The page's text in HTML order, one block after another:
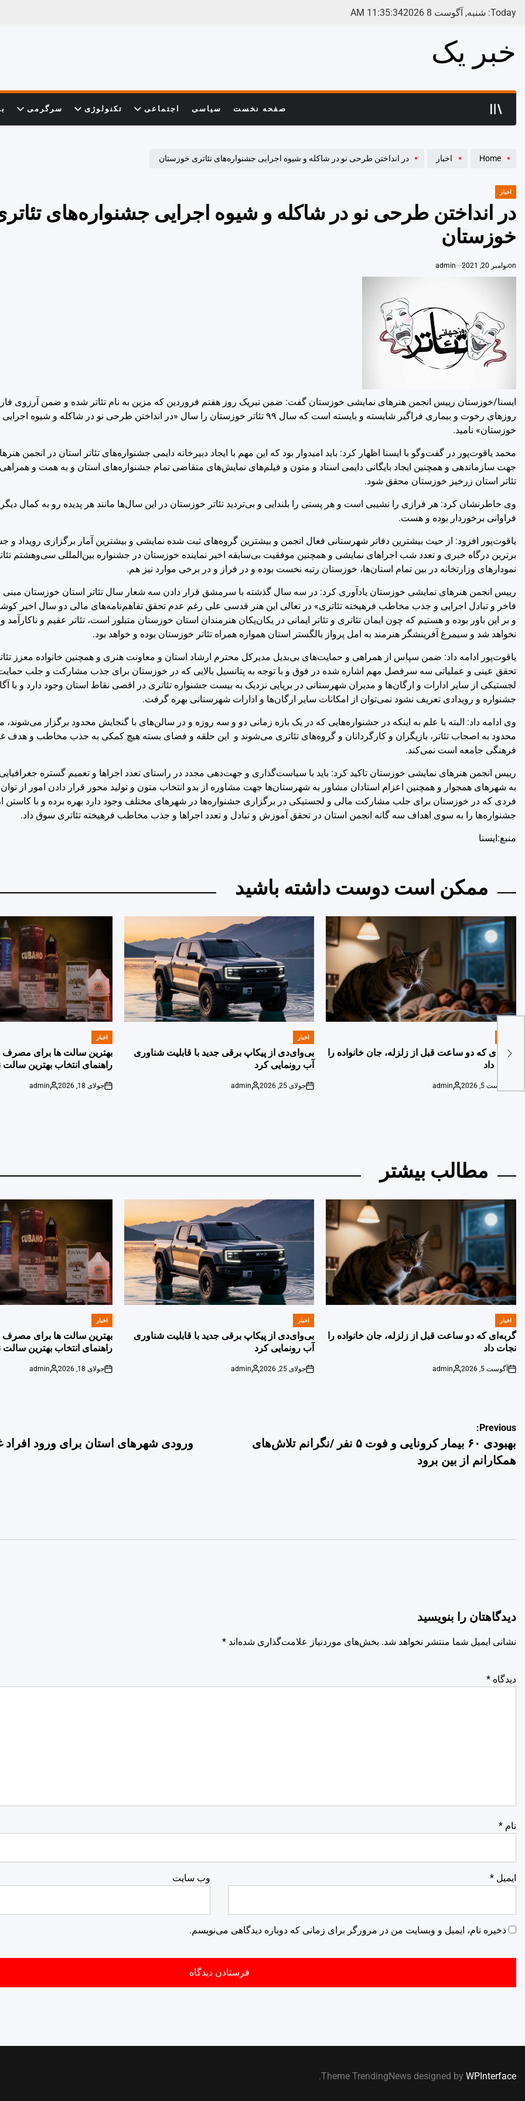
Today: شنبه, آگوست 8 2026 11 :35:35
AM
خبر یک
صفحه نخست سیاسی اجتماعی تکنولوژی سرگرمی
Home اخبار در انداختن طرحی نو در شاکله و شیوه اجرایی جشنواره‌های تئاتری خوزستان
POSTED
اخبار
در انداختن طرحی نو در شاکله و شیوه اجرایی جشنواره‌های
خوزستان
onنوامبر 20, 2021 admin
ایسنا/خوزستان رییس انجمن هنرهای نمایشی خوزستان گفت: ضمن تبریک روز هفتم فروردین که مزین به نام تئاتر شده و ضمن آرزوی
روزهای رخوت و بیماری فراگیر شایسته و بایسته است که سال ۹۹ تئاتر خوزستان را سال «در انداختن طرحی نو در شاکله
خوزستان» نامید.
محمد یاقوت‌پور در گفت‌وگو با ایسنا اظهار کرد: باید امیدوار بود که این مهم با ایجاد دبیرخانه دایمی جشنواره‌های تئاتر استان در انجمن
جهت سازماندهی و همچنین ایجاد بایگانی دایمی اسناد و متون و فیلم‌های نمایش‌های متقاضی تمام جشنواره‌های استان و به همت و
تئاتر استان زرخیز خوزستان محقق شود.
وی خاطرنشان کرد: هر فرازی را نشیبی است و هر پستی را بلندایی و بی‌تردید تئاتر خوزستان در این سال‌ها مانند هر پدیده رو به کمال
فراوانی برخوردار بوده و هست.
یاقوت‌پور افزود: از حیث بیشترین دفاتر شهرستانی فعال انجمن و بیشترین گروه‌های ثبت شده نمایشی و بیشترین آمار برگزاری رویداد و
برترین درگاه خبری و تعدد شب اجراهای نمایشی و همچنین موفقیت بی‌سابقه اخیر نماینده خوزستان در جشنواره بین‌المللی سی‌وهشتم
نمودارهای وزارتخانه در بین تمام استان‌ها، خوزستان رتبه نخست بوده و در فراز و در برخی موارد نیز هم.
رییس انجمن هنرهای نمایشی خوزستان یادآوری کرد: در سه سال گذشته با سرمشق قرار دادن سه شعار سال تئاتر استان خوزستان مبنی
فاخر و تبادل اجرایی و جذب مخاطب فرهیخته تئاتری» در تعالی این هنر قدسی علی رغم عدم تحقق تفاهم‌نامه‌های مالی دو سال اخیر
و بر این باور بوده و هستیم که چون ایمان تئاتری و تئاتر ایمانی در یکان‌یکان هنرمندان استان خوزستان متبلور است، تئاتر عقیم و
نخواهد شد و سیمرغ آفرینشگر هنرمند به امل پرواز بالگستر استان همواره همراه تئاتر خوزستان بوده و خواهد بود.
یاقوت‌پور ادامه داد: ضمن سپاس از همراهی و حمایت‌های بی‌بدیل مدیرکل محترم ارشاد استان و معاونت هنری و همچنین خانواده معزز
تحقق عینی و عملیاتی سه سرفصل مهم اشاره شده در فوق و با توجه به پتانسیل بالایی که در خوزستان برای جذب مشارکت و جلب
لجستیکی از سایر ادارات و ارگان‌ها و مدیران شهرستانی در برپایی نزدیک به بیست جشنواره تئاتری در اقصی نقاط استان وجود دارد و با
جشنواره و رویدادی تعریف نشود نمی‌توان از امکانات سایر ارگان‌ها و ادارات شهرستانی بهره گرفت.
وی ادامه داد: البته با علم به اینکه در جشنواره‌هایی که در یک بازه زمانی دو و سه روزه و در سالن‌های با گنجایش محدود برگزار
محدود به اصحاب تئاتر، بازیگران و کارگردانان و گروه‌های تئاتری می‌شوند و این حلقه و فضای بسته هیچ کمکی به جذب مخاطب و هدف
فرهنگی جامعه است نمی‌کند.
رییس انجمن هنرهای نمایشی خوزستان تاکید کرد: باید با سیاست‌گذاری و جهت‌دهی مجدد در راستای تعدد اجراها و تعمیم گستره
به شهرهای همجوار و همچنین اعزام استادان مشاور به شهرستان‌ها جهت مشاوره از بدو انتخاب متون و تولید محور قرار دادن امور از
فردی که در خوزستان برای جلب مشارکت مالی و لجستیکی در برگزاری جشنواره‌ها در شهرهای مختلف وجود دارد بهره برده و با کاستن
جشنواره‌ها را به سوی اهداف سه گانه انجمن استان در تحقق آموزش و تبادل و تعدد اجراها و جذب مخاطب فرهیخته تئاتری سوق داد.
منبع:ایسنا
ممکن است دوست داشته باشید
گربه‌ای که دو ساعت قبل از زلزله، جان خانواده را
نجات داد
on
آگوست 5, 2026
Posted
admin
POSTED
اخبار
بی‌وای‌دی از پیکاپ برقی جدید با قابلیت شناوری
آب رونمایی کرد
on
جولای 25, 2026
Posted
admin
POSTED
اخبار
بهترین سالت ها برای مصرف
راهنمای انتخاب بهترین سالت
on
جولای 18, 2026
Posted
admin
مطالب بیشتر
POSTED
IN
اخبار
گربه‌ای که دو ساعت قبل از زلزله، جان خانواده را
نجات داد
on
آگوست 5, 2026
Posted
admin
POSTED
اخبار
بی‌وای‌دی از پیکاپ برقی جدید با قابلیت شناوری
آب رونمایی کرد
on
جولای 25, 2026
Posted
admin
POSTED
اخبار
بهترین سالت ها برای مصرف
راهنمای انتخاب بهترین سالت
on
جولای 18, 2026
Posted
admin
راهبری
نوشته
Previous:
بهبودی ۶۰ بیمار کرونایی و فوت ۵ نفر /نگرانم تلاش‌های
همکارانم از بین برود
ورودی شهرهای استان برای ورود افراد
دیدگاهتان را بنویسید
نشانی ایمیل شما منتشر نخواهد شد. بخش‌های موردنیاز علامت‌گذاری شده‌اند *
دیدگاه *
نام *
ایمیل * وب‌ سایت
ذخیره نام، ایمیل و وبسایت من در مرورگر برای زمانی که دوباره دیدگاهی می‌نویسم.
Theme TrendingNews designed by WPInterface
.